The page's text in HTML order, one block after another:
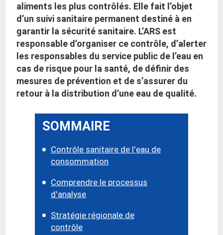
aliments les plus contrôlés. Elle fait l’objet
d’un suivi sanitaire permanent destiné à en
garantir la sécurité sanitaire. L’ARS est
responsable d’organiser ce contrôle, d’alerter
les responsables du service public de l’eau en
cas de risque pour la santé, de définir des
mesures de prévention et de s’assurer du
retour à la distribution d’une eau de qualité.
SOMMAIRE
Contrôle sanitaire de l'eau de
consommation
Comprendre le processus
d'analyse
Stratégie régionale de
contrôle